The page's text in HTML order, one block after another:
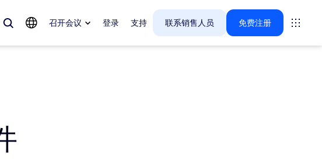
召开会议 登录 支持 联系销售人员 免费注册